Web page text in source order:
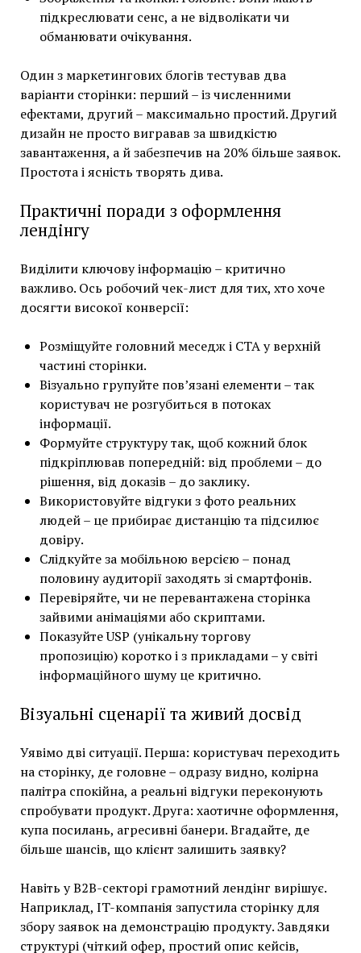
підкреслювати сенс, а не відволікати чи
обманювати очікування.
Один з маркетингових блогів тестував два
варіанти сторінки: перший – із численними
ефектами, другий – максимально простий. Другий
дизайн не просто вигравав за швидкістю
завантаження, а й забезпечив на 20% більше заявок.
Простота і ясність творять дива.
Практичні поради з оформлення
лендінгу
Виділити ключову інформацію – критично
важливо. Ось робочий чек-лист для тих, хто хоче
досягти високої конверсії:
Розміщуйте головний меседж і CTA у верхній
частині сторінки.
Візуально групуйте пов’язані елементи – так
користувач не розгубиться в потоках
інформації.
Формуйте структуру так, щоб кожний блок
підкріплював попередній: від проблеми – до
рішення, від доказів – до заклику.
Використовуйте відгуки з фото реальних
людей – це прибирає дистанцію та підсилює
довіру.
Слідкуйте за мобільною версією – понад
половину аудиторії заходять зі смартфонів.
Перевіряйте, чи не перевантажена сторінка
зайвими анімаціями або скриптами.
Показуйте USP (унікальну торгову
пропозицію) коротко і з прикладами – у світі
інформаційного шуму це критично.
Візуальні сценарії та живий досвід
Уявімо дві ситуації. Перша: користувач переходить
на сторінку, де головне – одразу видно, колірна
палітра спокійна, а реальні відгуки переконують
спробувати продукт. Друга: хаотичне оформлення,
купа посилань, агресивні банери. Вгадайте, де
більше шансів, що клієнт залишить заявку?
Навіть у B2B-секторі грамотний лендінг вирішує.
Наприклад, IT-компанія запустила сторінку для
збору заявок на демонстрацію продукту. Завдяки
структурі (чіткий офер, простий опис кейсів,